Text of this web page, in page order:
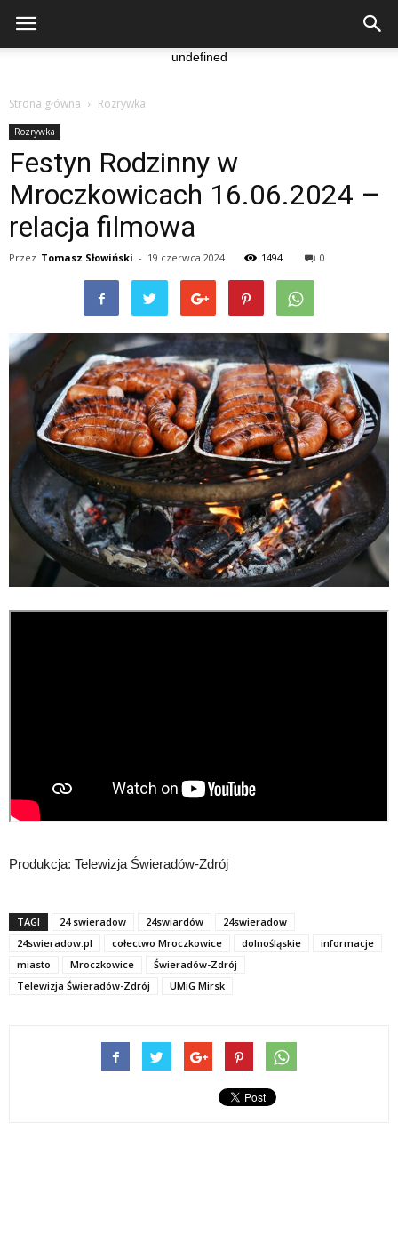
undefined
Strona główna Rozrywka
Rozrywka
Festyn Rodzinny w
Mroczkowicach 16.06.2024 –
relacja filmowa
Przez Tomasz Słowiński - 19 czerwca 2024 1494 0
Produkcja: Telewizja Świeradów-Zdrój
TAGI 24 swieradow 24swiardów
24swieradow
24swieradow.pl
cołectwo Mroczkowice dolnośląskie
informacje
miasto
Mroczkowice
Świeradów-Zdrój
Telewizja Świeradów-Zdrój
UMiG Mirsk